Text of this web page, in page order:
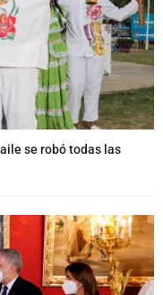
se robó todas las